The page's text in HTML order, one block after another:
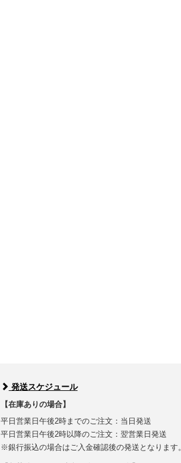
発送スケジュール
【在庫ありの場合】
平日営業日午後2時までのご注文：当日発送
平日営業日午後2時以降のご注文：翌営業日発送
※銀行振込の場合はご入金確認後の発送となります。